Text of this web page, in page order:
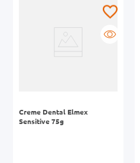
Creme Dental Elmex
Sensitive 75g